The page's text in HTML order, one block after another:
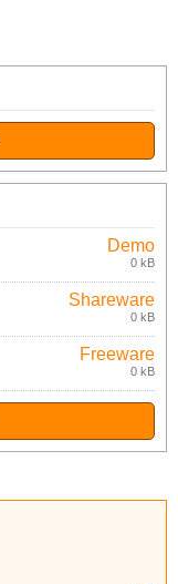
Demo
0 kB
Shareware
0 kB
Freeware
0 kB